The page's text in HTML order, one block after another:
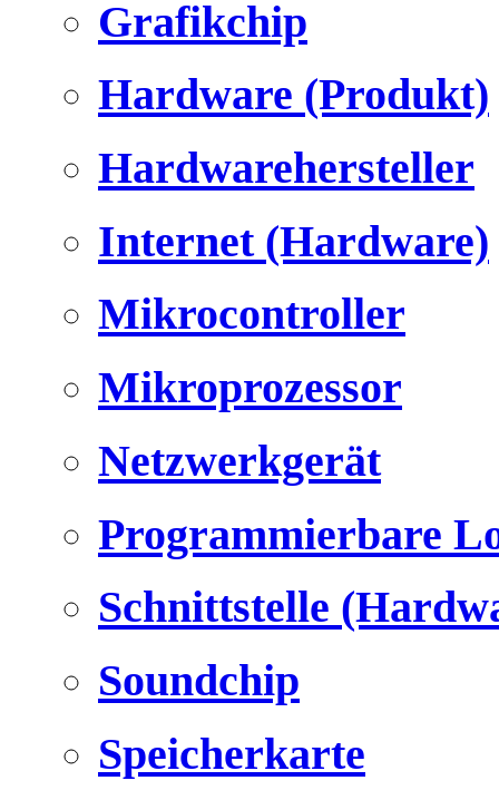
Grafikchip
Hardware (Produkt)
Hardwarehersteller
Internet (Hardware)
Mikrocontroller
Mikroprozessor
Netzwerkgerät
Programmierbare
Schnittstelle
Soundchip
Speicherkarte